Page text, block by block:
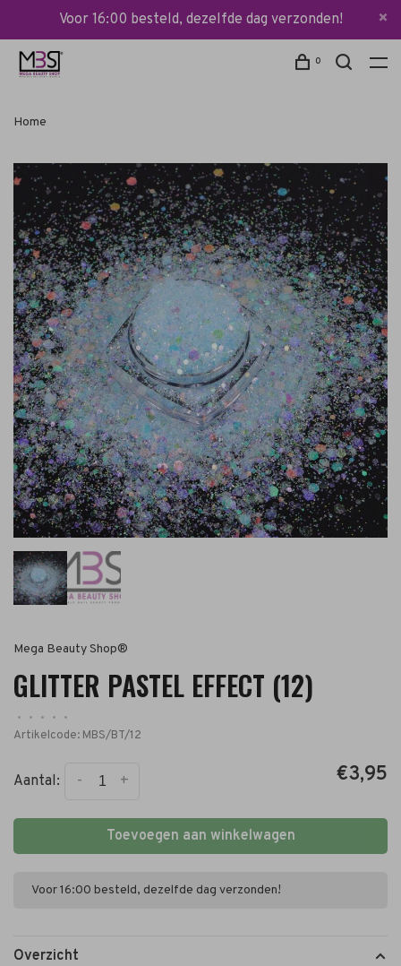
Voor 16:00 besteld, dezelfde dag verzonden!
0
Home
Mega Beauty Shop®
GLITTER PASTEL EFFECT (12)
• • • •
•
Artikelcode: MBS/BT/12
Aantal: +
- €3,95
Toevoegen aan winkelwagen
Voor 16:00 besteld, dezelfde dag verzonden!
Overzicht